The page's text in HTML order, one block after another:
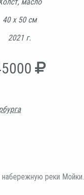
40 х 50 см
2021 г.
набережную реки Мойки.